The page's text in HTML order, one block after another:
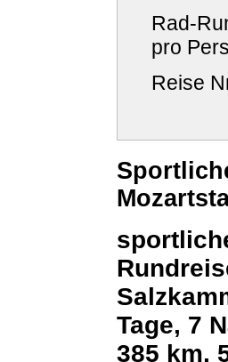
Rad-
pro
Reise
Tage, 7
385 km,